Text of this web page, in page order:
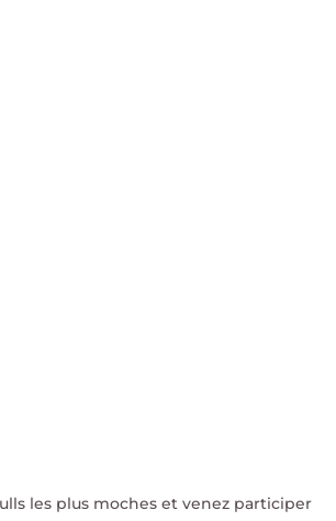
les plus moches et venez participer